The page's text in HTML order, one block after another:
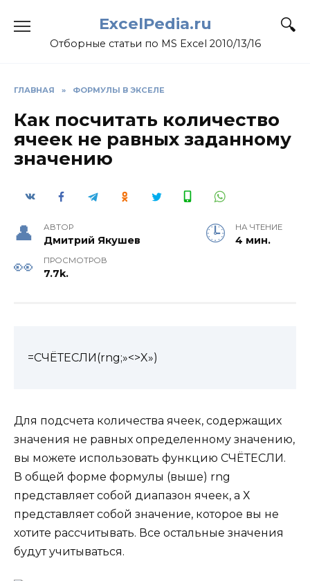
ExcelPedia.ru
Отборные статьи по MS Excel 2010/13/16
ГЛАВНАЯ » ФОРМУЛЫ В ЭКСЕЛЕ
Как посчитать количество
ячеек не равных заданному
значению
АВТОР
Дмитрий Якушев
НА ЧТЕНИЕ
4 мин.
ПРОСМОТРОВ
7.7k.
=СЧЁТЕСЛИ(rng;»<>X»)
Для подсчета количества ячеек, содержащих
значения не равных определенному значению,
вы можете использовать функцию СЧЁТЕСЛИ.
В общей форме формулы (выше) rng
представляет собой диапазон ячеек, а Х
представляет собой значение, которое вы не
хотите рассчитывать. Все остальные значения
будут учитываться.